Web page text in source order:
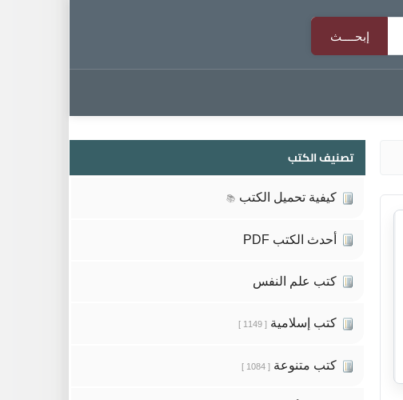
تصنيف الكتب
كيفية تحميل الكتب 📚
أحدث الكتب PDF
كتب علم النفس
كتب إسلامية [ 1149 ]
كتب متنوعة [ 1084 ]